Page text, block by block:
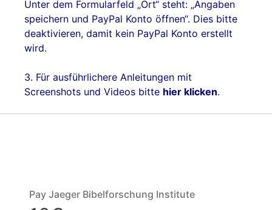
Unter dem Formularfeld „Ort“ steht: „Angaben
speichern und PayPal Konto öffnen“. Dies bitte
deaktivieren, damit kein PayPal Konto erstellt
wird.
3. Für ausführlichere Anleitungen mit
Screenshots und Videos bitte hier klicken.
Pay Jaeger Bibelforschung Institute